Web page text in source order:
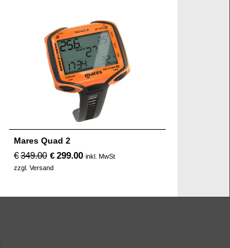
Mares Quad 2
€349.00 €299.00 inkl. MwSt
zzgl. Versand